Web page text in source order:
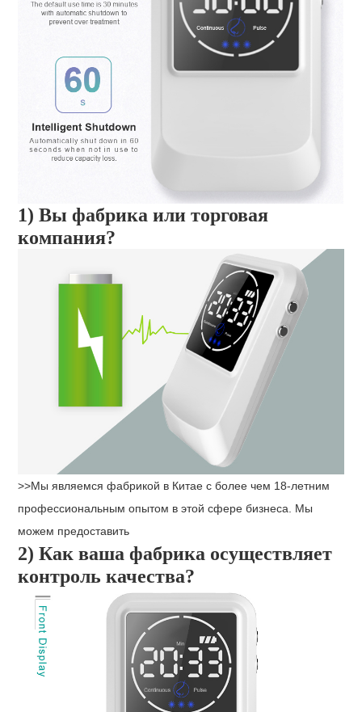
1) Вы фабрика или торговая
компания?
>>Мы являемся фабрикой в ​​Китае с более чем 18-летним
профессиональным опытом в этой сфере бизнеса. Мы
можем предоставить
2) Как ваша фабрика осуществляет
контроль качества?